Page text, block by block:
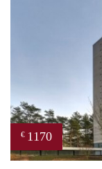
€ 1170